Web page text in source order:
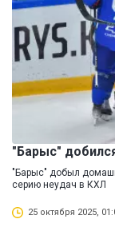
"Барыс"
"Барыс" добыл
серию неудач в КХЛ
25 октября 2025,